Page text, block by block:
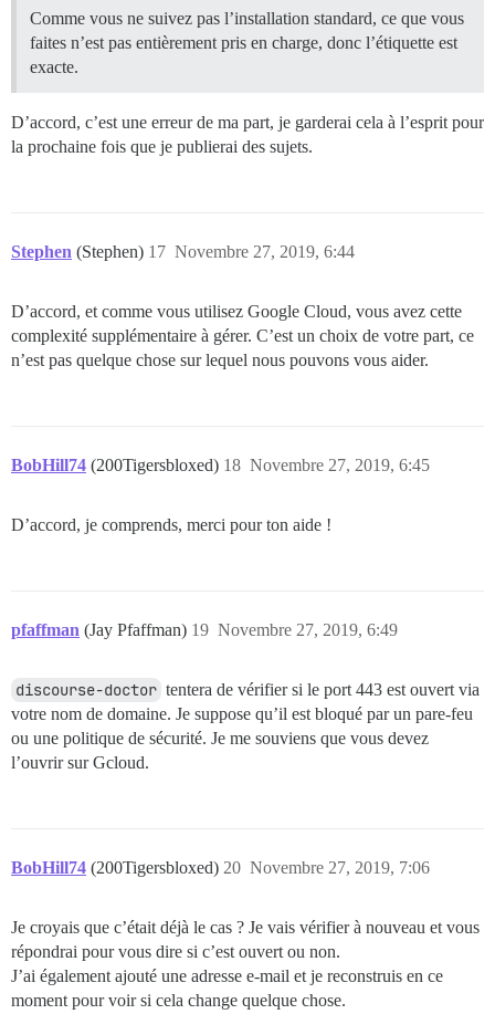
Comme vous ne suivez pas l’installation standard, ce que vous
faites n’est pas entièrement pris en charge, donc l’étiquette est
exacte.
D’accord, c’est une erreur de ma part, je garderai cela à l’esprit pour
la prochaine fois que je publierai des sujets.
Stephen (Stephen) Novembre 27, 2019, 6:44
17
D’accord, et comme vous utilisez Google Cloud, vous avez cette
complexité supplémentaire à gérer. C’est un choix de votre part, ce
n’est pas quelque chose sur lequel nous pouvons vous aider.
BobHill74 (200Tigersbloxed) Novembre 27, 2019, 6:45
18
D’accord, je comprends, merci pour ton aide !
pfaffman (Jay Pfaffman) Novembre 27, 2019, 6:49
19
discourse-doctor tentera de vérifier si le port 443 est ouvert via
votre nom de domaine. Je suppose qu’il est bloqué par un pare-feu
ou une politique de sécurité. Je me souviens que vous devez
l’ouvrir sur Gcloud.
BobHill74 (200Tigersbloxed) Novembre 27, 2019, 7:06
20
Je croyais que c’était déjà le cas ? Je vais vérifier à nouveau et vous
répondrai pour vous dire si c’est ouvert ou non.
J’ai également ajouté une adresse e-mail et je reconstruis en ce
moment pour voir si cela change quelque chose.